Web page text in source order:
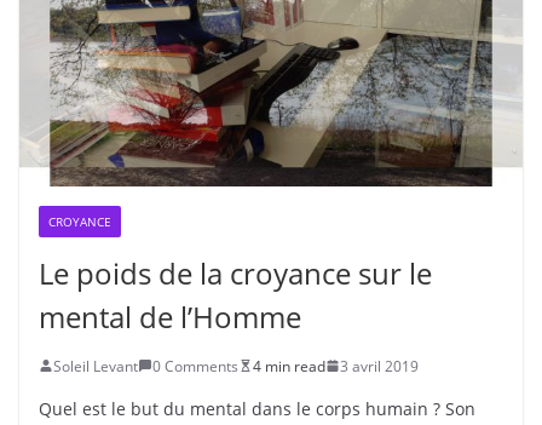
CROYANCE
Le poids de la croyance sur le
mental de l’Homme
Soleil Levant 0 Comments 4 min read 3 avril 2019
Quel est le but du mental dans le corps humain ? Son